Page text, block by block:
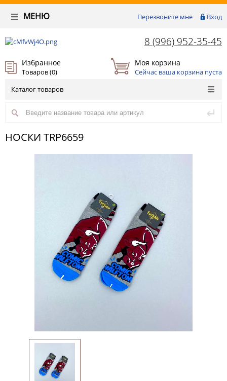
Перезвоните мне Вход
МЕНЮ
8 (996) 952-35-45
Избранное
Товаров (0)
Моя корзина
Сейчас ваша корзина пуста
Каталог товаров
НОСКИ TRP6659